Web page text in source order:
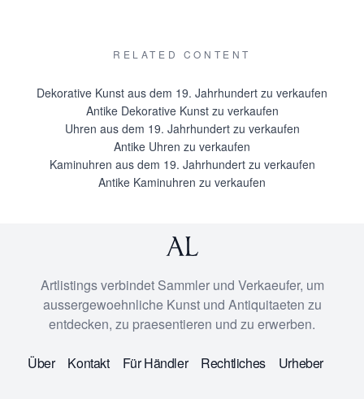
RELATED CONTENT
Dekorative Kunst aus dem 19. Jahrhundert zu verkaufen
Antike Dekorative Kunst zu verkaufen
Uhren aus dem 19. Jahrhundert zu verkaufen
Antike Uhren zu verkaufen
Kaminuhren aus dem 19. Jahrhundert zu verkaufen
Antike Kaminuhren zu verkaufen
Artlistings verbindet Sammler und Verkaeufer, um
aussergewoehnliche Kunst und Antiquitaeten zu
entdecken, zu praesentieren und zu erwerben.
Über Kontakt Für Händler Rechtliches Urheber